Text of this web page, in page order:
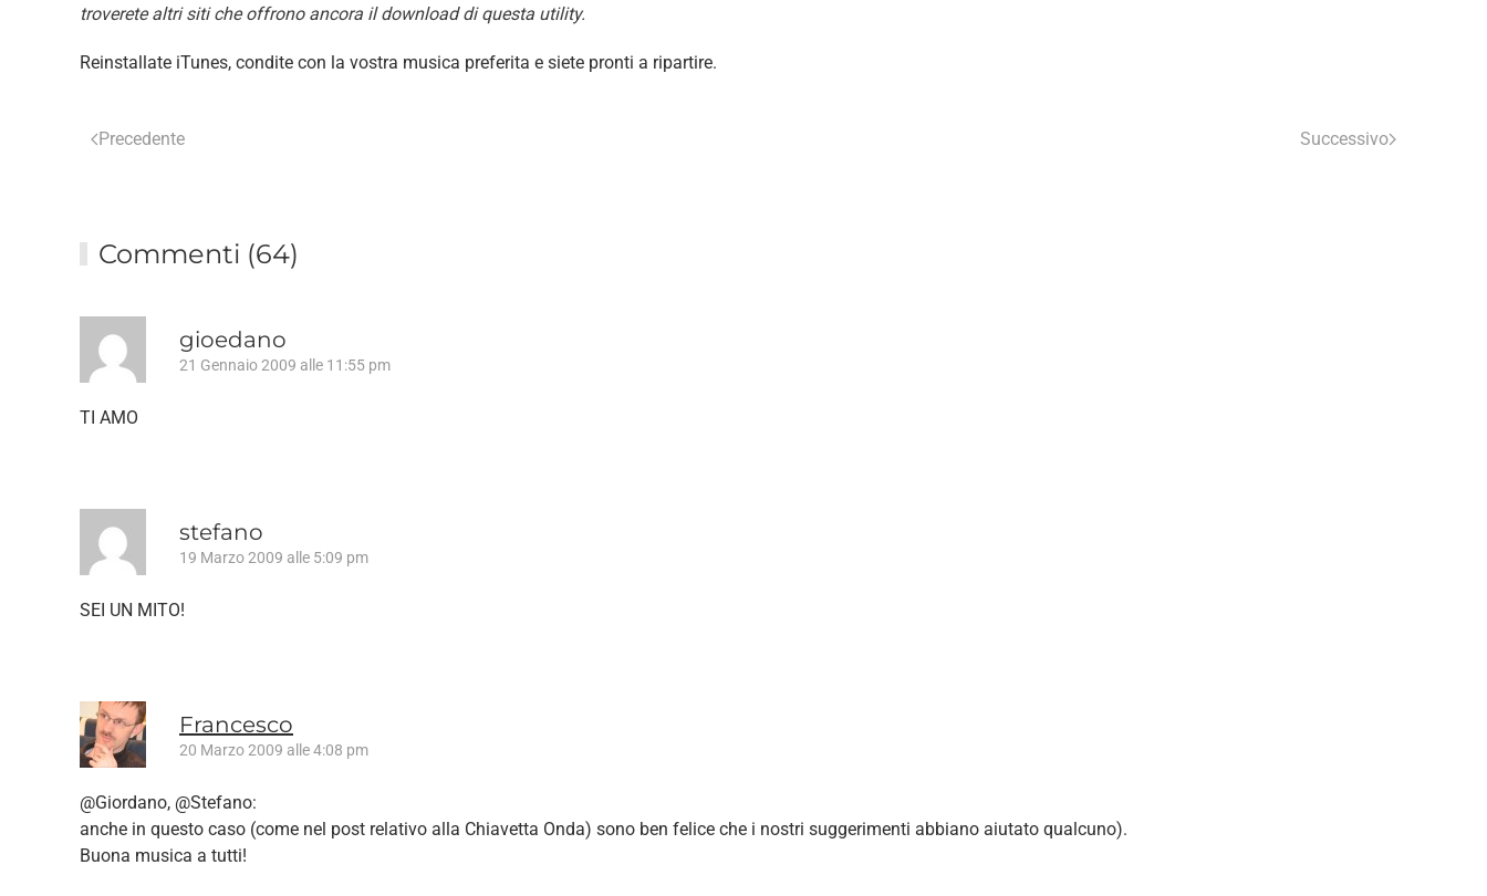
troverete altri siti che offrono ancora il download di questa utility.
Reinstallate iTunes, condite con la vostra musica preferita e siete pronti a ripartire.
Precedente Successivo
Commenti (64)
gioedano
21 Gennaio 2009 alle 11:55 pm
TI AMO
stefano
19 Marzo 2009 alle 5:09 pm
SEI UN MITO!
Francesco
20 Marzo 2009 alle 4:08 pm
@Giordano, @Stefano:
anche in questo caso (come nel post relativo alla Chiavetta Onda) sono ben felice che i nostri suggerimenti abbiano aiutato qualcuno).
Buona musica a tutti!